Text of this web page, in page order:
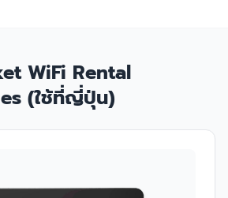
WiFi Rental
(ใช้ที่ญี่ปุ่น)